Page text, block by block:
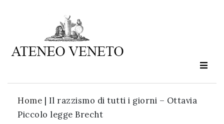
Home | Il razzismo di tutti i giorni – Ottavia
Piccolo legge Brecht
Ateneo
è
cultura